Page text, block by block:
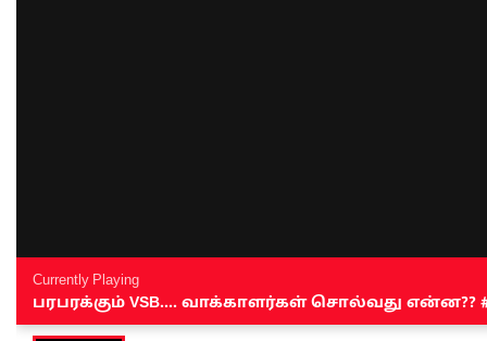
Currently Playing
பரபரக்கும் VSB.... வாக்காளர்கள் சொல்வது என்ன??